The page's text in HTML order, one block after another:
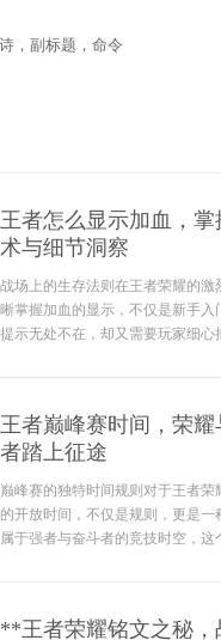
，副标题，命令
王者怎么显示加血，
术与细节洞察
战场上的生存法则在王者荣耀的
晰掌握加血的显示，不仅是新手
提示无处不在，却又需要玩家细心
王者巅峰赛时间，荣
者踏上征途
巅峰赛的独特时间规则对于王者
的开放时间，不仅是规则，更是
属于强者与奋斗者的竞技时空，
**王者荣耀铭文之秘